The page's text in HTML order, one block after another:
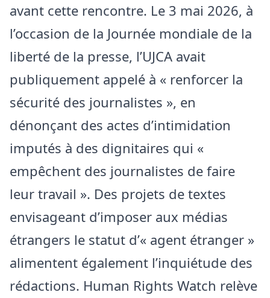
avant cette rencontre. Le 3 mai 2026, à
l’occasion de la Journée mondiale de la
liberté de la presse, l’UJCA avait
publiquement appelé à « renforcer la
sécurité des journalistes », en
dénonçant des actes d’intimidation
imputés à des dignitaires qui «
empêchent des journalistes de faire
leur travail ». Des projets de textes
envisageant d’imposer aux médias
étrangers le statut d’« agent étranger »
alimentent également l’inquiétude des
rédactions. Human Rights Watch relève